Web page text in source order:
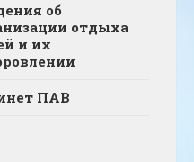
об
отдыха
и их
ПАВ